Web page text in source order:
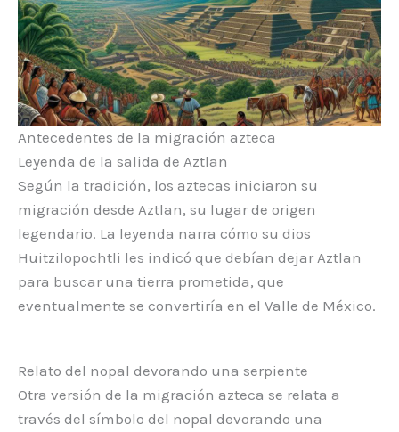
Antecedentes de la migración azteca
Leyenda de la salida de Aztlan
Según la tradición, los aztecas iniciaron su
migración desde Aztlan, su lugar de origen
legendario. La leyenda narra cómo su dios
Huitzilopochtli les indicó que debían dejar Aztlan
para buscar una tierra prometida, que
eventualmente se convertiría en el Valle de México.
Relato del nopal devorando una serpiente
Otra versión de la migración azteca se relata a
través del símbolo del nopal devorando una